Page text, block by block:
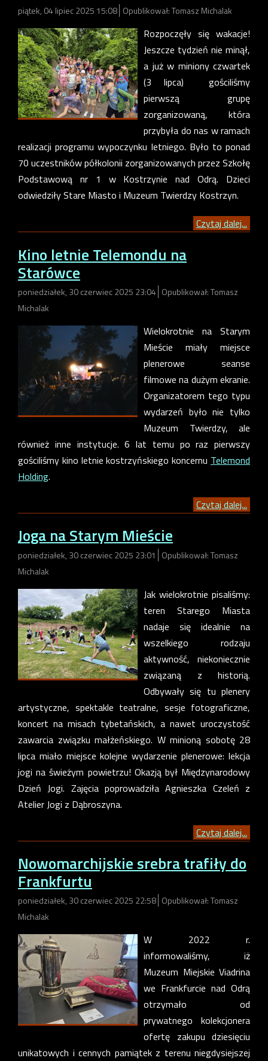
piątek, 04 lipiec 2025 15:08 Opublikował: Tomasz Michalak
Rozpoczęły się wakacje!
Jeszcze tydzień nie minął,
a już w miniony czwartek
(3 lipca) gościliśmy
pierwszą grupę
zorganizowaną, która
przybyła do nas w ramach
realizacji programu wypoczynku letniego. Było to ponad
70 uczestników półkolonii zorganizowanych przez Szkołę
Podstawową nr 1 w Kostrzynie nad Odrą. Dzieci
odwiedziły Stare Miasto i Muzeum Twierdzy Kostrzyn.
Czytaj dalej...
Kino letnie Telemondu na
Starówce
poniedziałek, 30 czerwiec 2025 23:04 Opublikował: Tomasz
Michalak
Wielokrotnie na Starym
Mieście miały miejsce
plenerowe seanse
filmowe na dużym ekranie.
Organizatorem tego typu
wydarzeń było nie tylko
Muzeum Twierdzy, ale
również inne instytucje. 6 lat temu po raz pierwszy
gościliśmy kino letnie kostrzyńskiego koncernu Telemond
Holding.
Czytaj dalej...
Joga na Starym Mieście
poniedziałek, 30 czerwiec 2025 23:01
Opublikował: Tomasz
Michalak
Jak wielokrotnie pisaliśmy:
teren Starego Miasta
nadaje się idealnie na
wszelkiego rodzaju
aktywność, niekoniecznie
związaną z historią.
Odbywały się tu plenery
artystyczne, spektakle teatralne, sesje fotograficzne,
koncert na misach tybetańskich, a nawet uroczystość
zawarcia związku małżeńskiego. W minioną sobotę 28
lipca miało miejsce kolejne wydarzenie plenerowe: lekcja
jogi na świeżym powietrzu! Okazją był Międzynarodowy
Dzień Jogi. Zajęcia poprowadziła Agnieszka Czeleń z
Atelier Jogi z Dąbroszyna.
Czytaj dalej...
Nowomarchijskie srebra trafiły do
Frankfurtu
poniedziałek, 30 czerwiec 2025 22:58 Opublikował: Tomasz
Michalak
W 2022 r.
informowaliśmy, iż
Muzeum Miejskie Viadrina
we Frankfurcie nad Odrą
otrzymało od
prywatnego kolekcjonera
ofertę zakupu dziesięciu
unikatowych i cennych pamiątek z terenu niegdysiejszej